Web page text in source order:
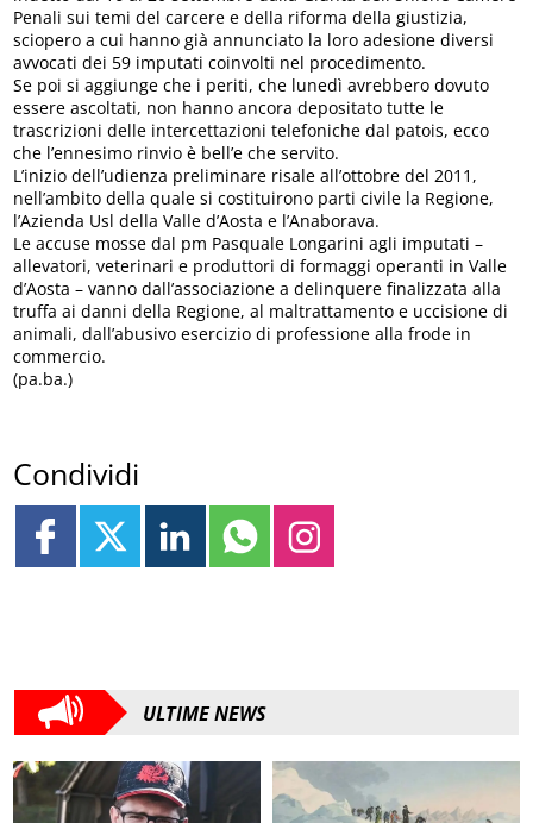
Penali sui temi del carcere e della riforma della giustizia,
sciopero a cui hanno già annunciato la loro adesione diversi
avvocati dei 59 imputati coinvolti nel procedimento.
Se poi si aggiunge che i periti, che lunedì avrebbero dovuto
essere ascoltati, non hanno ancora depositato tutte le
trascrizioni delle intercettazioni telefoniche dal patois, ecco
che l’ennesimo rinvio è bell’e che servito.
L’inizio dell’udienza preliminare risale all’ottobre del 2011,
nell’ambito della quale si costituirono parti civile la Regione,
l’Azienda Usl della Valle d’Aosta e l’Anaborava.
Le accuse mosse dal pm Pasquale Longarini agli imputati –
allevatori, veterinari e produttori di formaggi operanti in Valle
d’Aosta – vanno dall’associazione a delinquere finalizzata alla
truffa ai danni della Regione, al maltrattamento e uccisione di
animali, dall’abusivo esercizio di professione alla frode in
commercio.
(pa.ba.)
Condividi
ULTIME NEWS